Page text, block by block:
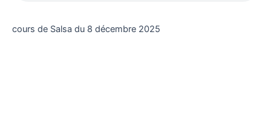
cours de Salsa du 8 décembre 2025